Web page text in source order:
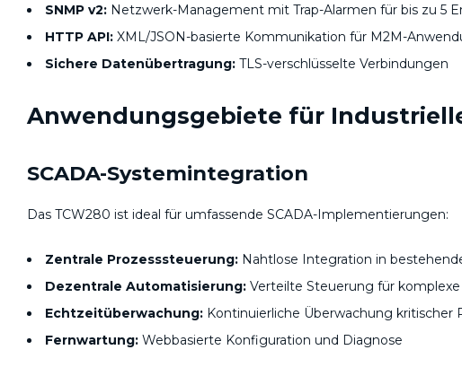
SNMP v2: Netzwerk-Management mit Trap-Alarmen für bis zu 5
HTTP API: XML/JSON-basierte Kommunikation für M2M-
Sichere Datenübertragung: TLS-verschlüsselte Verbindungen
Anwendungsgebiete für
SCADA-Systemintegration
Das TCW280 ist ideal für umfassende SCADA-Implementierungen:
Zentrale Prozesssteuerung: Nahtlose Integration in
Dezentrale Automatisierung: Verteilte Steuerung für
Echtzeitüberwachung: Kontinuierliche Überwachung kritischer
Fernwartung: Webbasierte Konfiguration und Diagnose